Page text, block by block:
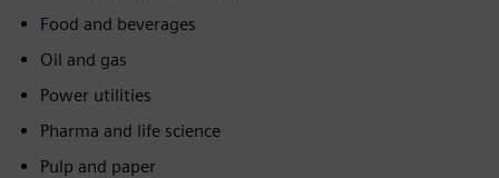
Food and beverages
Oil and gas
Power utilities
Pharma and life science
Pulp and paper